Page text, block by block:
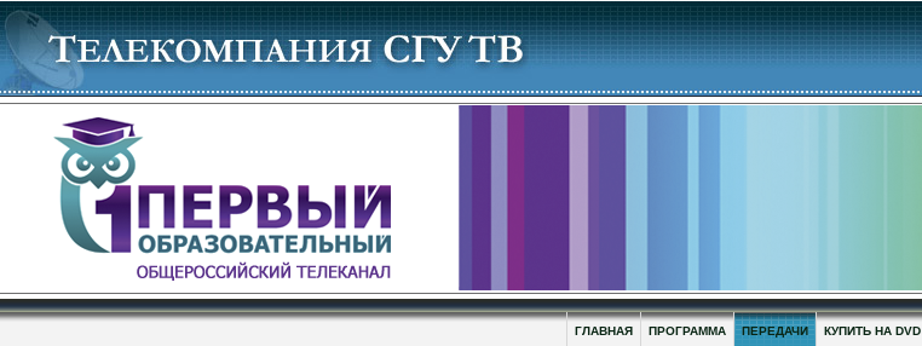
ГЛАВНАЯ ПРОГРАММА ПЕРЕДАЧИ КУПИТЬ НА DVD